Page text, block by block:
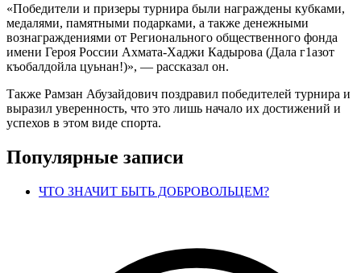
«Победители и призеры турнира были награждены кубками,
медалями, памятными подарками, а также денежными
вознаграждениями от Регионального общественного фонда
имени Героя России Ахмата-Хаджи Кадырова (Дала г1азот
къобалдойла цуьнан!)», — рассказал он.
Также Рамзан Абузайдович поздравил победителей турнира и
выразил уверенность, что это лишь начало их достижений и
успехов в этом виде спорта.
Популярные записи
ЧТО ЗНАЧИТ БЫТЬ ДОБРОВОЛЬЦЕМ?